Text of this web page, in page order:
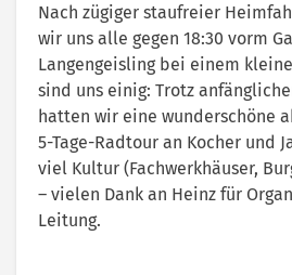
Nach zügiger staufreier
wir uns alle gegen 18:30 vorm
Langengeisling bei einem
sind uns einig: Trotz
hatten wir eine wunderschöne
5-Tage-Radtour an Kocher und
viel Kultur (Fachwerkhäuser,
– vielen Dank an Heinz für
Leitung.